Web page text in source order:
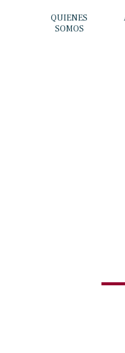
QUIENES
SOMOS